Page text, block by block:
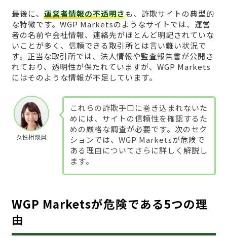
最後に、 運営者情報の不透明さも、詐欺サイトの典型的
な特徴です。WGP Marketsのようなサイトでは、運営
者の名前や会社情報、連絡先がほとんど明記されていな
いことが多く、信頼できる取引所とは言い難い状況で
す。正当な取引所では、法人情報や監査報告書が公開さ
れており、透明性が保たれていますが、WGP Markets
にはそのような情報が不足しています。
女性相談員
これらの詐欺手口に巻き込まれないた
めには、サイトの信頼性を確認するた
めの厳格な調査が必要です。次のセク
ションでは、WGP Marketsが危険で
ある理由についてさらに詳しく解説し
ます。
WGP Marketsが危険である5つの理
由